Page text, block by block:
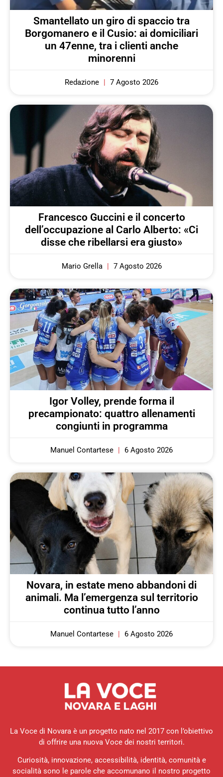
Smantellato un giro di spaccio tra
Borgomanero e il Cusio: ai domiciliari
un 47enne, tra i clienti anche
minorenni
Redazione 7 Agosto 2026
Francesco Guccini e il concerto
dell’occupazione al Carlo Alberto: «Ci
disse che ribellarsi era giusto»
Mario Grella 7 Agosto 2026
Igor Volley, prende forma il
precampionato: quattro allenamenti
congiunti in programma
Manuel Contartese 6 Agosto 2026
Novara, in estate meno abbandoni di
animali. Ma l’emergenza sul territorio
continua tutto l’anno
Manuel Contartese 6 Agosto 2026
La Voce di Novara è un progetto nato nel 2017 con l’obiettivo
di offrire una nuova Voce dei nostri territori.
Curiosità, innovazione, accessibilità, identità, comunità e
socialità sono le parole che accomunano il nostro progetto